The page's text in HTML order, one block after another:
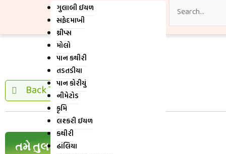
ગુલાબી ઈયળ
સફેદમાખી
થ્રીપ્સ
મોલો
પાન કથીરી
તડતડીયા
પાન કોરીયું
નીમેટોડ
કૃમિ
લશ્કરી ઈયળ
કથીરી
ઢાંલિયા
Back To Home
તમે તુલસીની શ્રેણીમાં છો